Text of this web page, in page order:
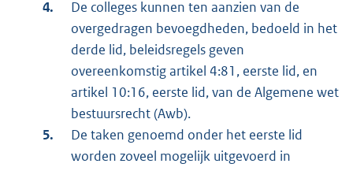
De colleges kunnen ten aanzien van de
overgedragen bevoegdheden, bedoeld in het
derde lid, beleidsregels geven
overeenkomstig artikel 4:81, eerste lid, en
artikel 10:16, eerste lid, van de Algemene wet
bestuursrecht (Awb).
De taken genoemd onder het eerste lid
worden zoveel mogelijk uitgevoerd in